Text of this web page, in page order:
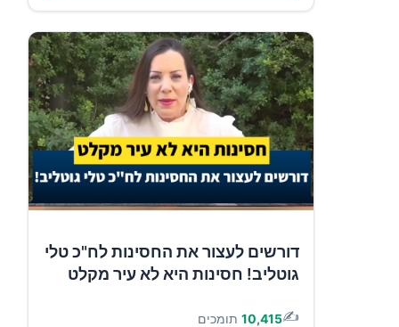
דורשים לעצור את החסינות לח"כ טלי
גוטליב! חסינות היא לא עיר מקלט
✍️
10,415 תומכים